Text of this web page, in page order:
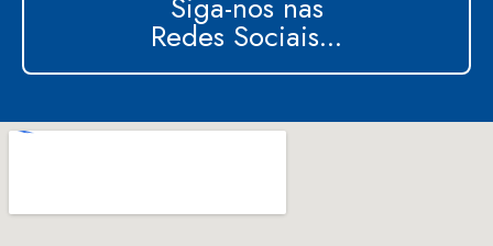
Redes Sociais...